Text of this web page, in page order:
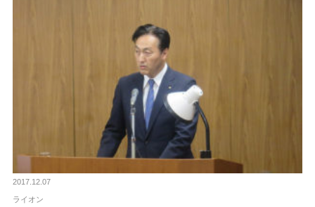
2017.12.07
ライオン